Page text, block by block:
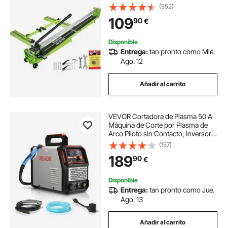
Laminado Espesor de Corte 6-
15 mm 27 Rodamientos Cortador
Manual de Azulejos para Piedra,
Baldosas Ordinarias
(952)
10990€
Disponible
Entrega:tan pronto como Mié.
Ago. 12
Añadir al carrito
VEVOR Cortadora de Plasma 50 A
Máquina de Corte por Plasma de
Arco Piloto sin Contacto, Inversor
IGBT con Pantalla Digital, Función
2T/4T y Tiempo PA/PT Ajustable
para Reparaciones Domésticas
(157)
18990€
Disponible
Entrega:tan pronto como Jue.
Ago. 13
Añadir al carrito